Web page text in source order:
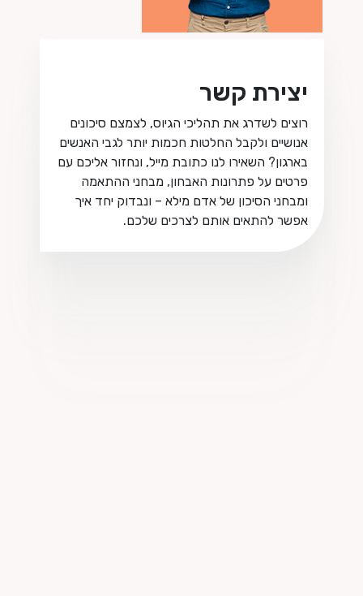
יצירת קשר
רוצים לשדרג את תהליכי הגיוס, לצמצם סיכונים
אנושיים ולקבל החלטות חכמות יותר לגבי האנשים
בארגון? השאירו לנו כתובת מייל, ונחזור אליכם עם
פרטים על פתרונות האבחון, מבחני ההתאמה
ומבחני הסיכון של אדם מילא – ונבדוק יחד איך
אפשר להתאים אותם לצרכים שלכם.